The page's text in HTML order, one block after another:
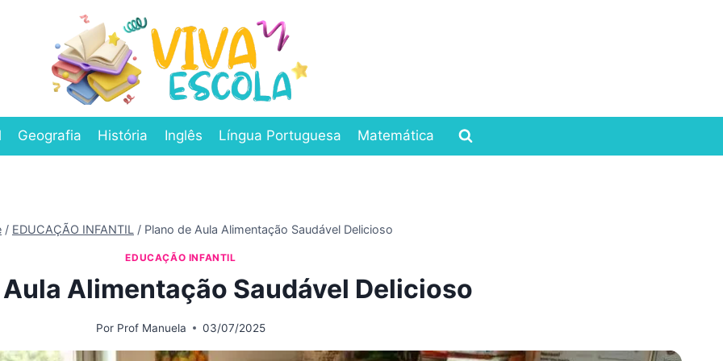
Geografia História Inglês Língua Portuguesa Matemática
/ EDUCAÇÃO INFANTIL / Plano de Aula Alimentação Saudável Delicioso
EDUCAÇÃO INFANTIL
Aula Alimentação Saudável Delicioso
Por Prof Manuela 03/07/2025